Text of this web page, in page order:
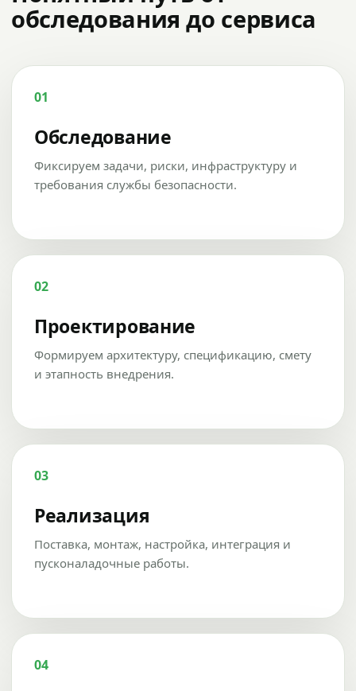
обследования до сервиса
01
Обследование
Фиксируем задачи, риски, инфраструктуру и
требования службы безопасности.
02
Проектирование
Формируем архитектуру, спецификацию, смету
и этапность внедрения.
03
Реализация
Поставка, монтаж, настройка, интеграция и
пусконаладочные работы.
04